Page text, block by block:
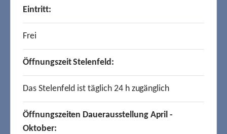
Eintritt:
Frei
Öffnungszeit Stelenfeld:
Das Stelenfeld ist täglich 24 h zugänglich
Öffnungszeiten Dauerausstellung April -
Oktober: